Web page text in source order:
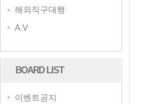
해외직구대행
A.V
BOARD LIST
이벤트공지